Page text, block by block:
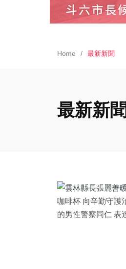
Home 最新新聞
最新新聞